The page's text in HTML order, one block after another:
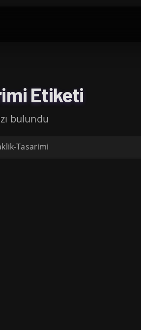
Etiketi
bulundu
Tasarimi